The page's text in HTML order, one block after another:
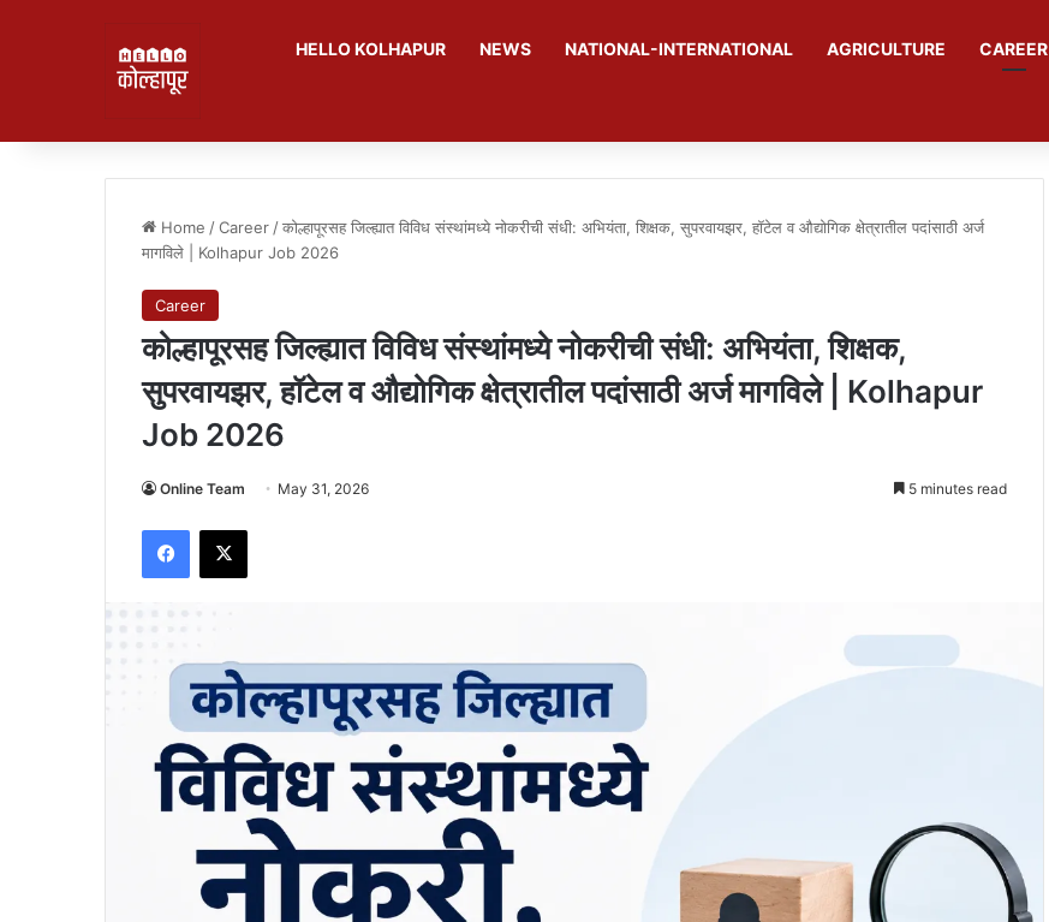
HELLO KOLHAPUR NEWS NATIONAL-INTERNATIONAL AGRICULTURE CAREER
Home /Career /कोल्हापूरसह जिल्ह्यात विविध संस्थांमध्ये नोकरीची संधी: अभियंता, शिक्षक, सुपरवायझर, हॉटेल व औद्योगिक क्षेत्रातील पदांसाठी अर्ज
मागविले | Kolhapur Job 2026
Career
कोल्हापूरसह जिल्ह्यात विविध संस्थांमध्ये नोकरीची संधी: अभियंता, शिक्षक,
सुपरवायझर, हॉटेल व औद्योगिक क्षेत्रातील पदांसाठी अर्ज मागविले | Kolhapur
Job 2026
Online Team May 31, 2026 5 minutes read
Facebook
X